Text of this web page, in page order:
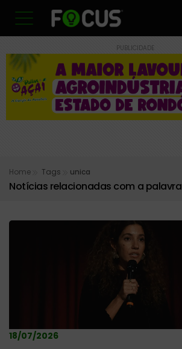
PUBLICIDADE
Home Tags unica
Notícias relacionadas com a palavra
18/07/2026